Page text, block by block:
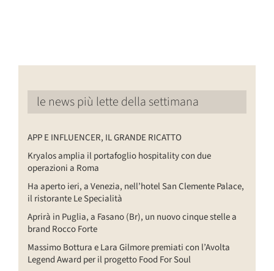
le news più lette della settimana
APP E INFLUENCER, IL GRANDE RICATTO
Kryalos amplia il portafoglio hospitality con due
operazioni a Roma
Ha aperto ieri, a Venezia, nell’hotel San Clemente Palace,
il ristorante Le Specialità
Aprirà in Puglia, a Fasano (Br), un nuovo cinque stelle a
brand Rocco Forte
Massimo Bottura e Lara Gilmore premiati con l’Avolta
Legend Award per il progetto Food For Soul